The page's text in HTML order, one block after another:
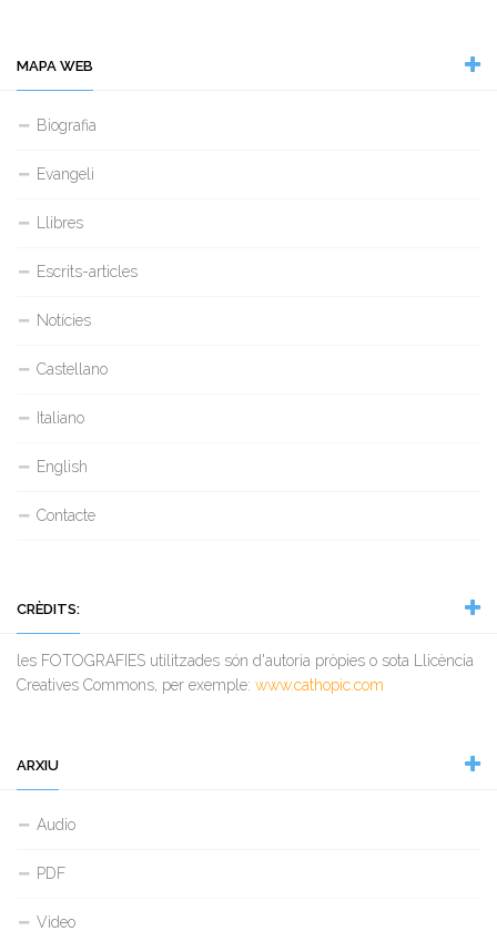
MAPA WEB
Biografia
Evangeli
Llibres
Escrits-articles
Notícies
Castellano
Italiano
English
Contacte
CRÈDITS:
les FOTOGRAFIES utilitzades són d'autoria pròpies o sota Llicència
Creatives Commons, per exemple: www.cathopic.com
ARXIU
Audio
PDF
Video